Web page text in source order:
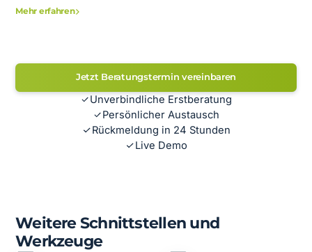
Mehr erfahren
Jetzt Beratungstermin vereinbaren
Unverbindliche Erstberatung
Persönlicher Austausch
Rückmeldung in 24 Stunden
Live Demo
Weitere Schnittstellen und
Werkzeuge